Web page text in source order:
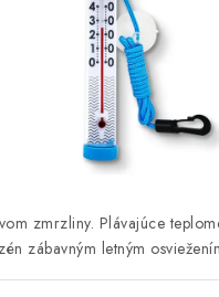
zmrzliny. Plávajúce
zábavným letným